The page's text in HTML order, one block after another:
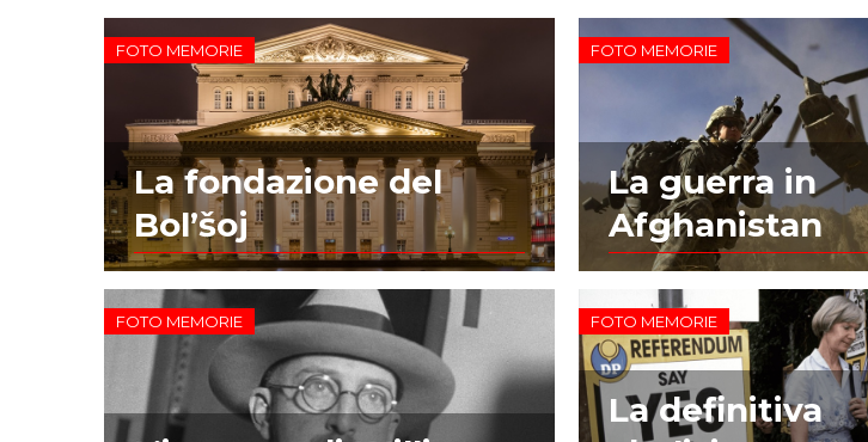
FOTO MEMORIE
La fondazione del
Bol’šoj
FOTO MEMORIE
La guerra in
Afghanistan
FOTO MEMORIE FOTO MEMORIE
La definitiva